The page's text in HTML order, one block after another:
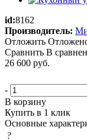
id:8162
Производитель:
Отложить
Сравнить В
26 600 руб.
-
В корзину
Купить в 1 клик
Основные
?